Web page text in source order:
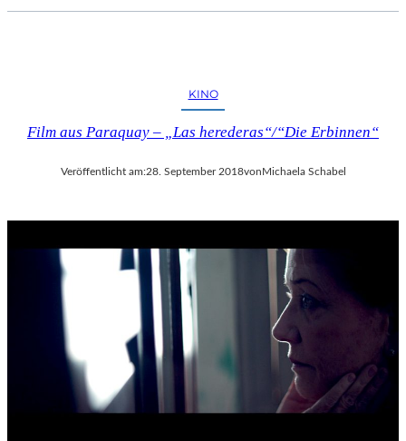
KINO
Film aus Paraquay – „Las herederas“/“Die Erbinnen“
Veröffentlicht am:28. September 2018von Michaela Schabel